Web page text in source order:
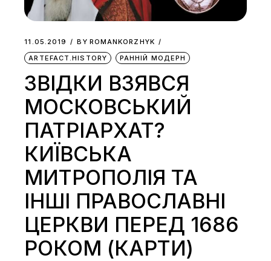
11.05.2019 BY ROMANKORZHYK
ARTEFACT.HISTORY
РАННІЙ МОДЕРН
ЗВІДКИ ВЗЯВСЯ
МОСКОВСЬКИЙ
ПАТРІАРХАТ?
КИЇВСЬКА
МИТРОПОЛІЯ ТА
ІНШІ ПРАВОСЛАВНІ
ЦЕРКВИ ПЕРЕД 1686
РОКОМ (КАРТИ)